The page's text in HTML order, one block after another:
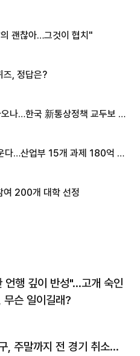
괜찮아…그것이 협치"
즈, 정답은?
나…한국 新통상정책 교두보 활
다…산업부 15개 과제 180억 지
여 200개 대학 선정
언행 깊이 반성"…고개 숙인
무슨 일이길래?
, 주말까지 전 경기 취소…